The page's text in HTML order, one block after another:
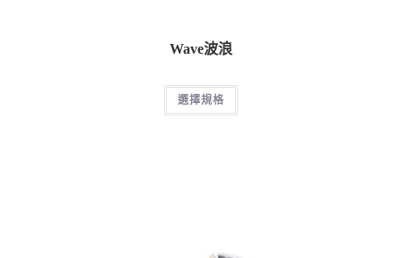
Wave波浪
選擇規格